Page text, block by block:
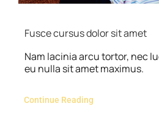
Fusce cursus dolor sit amet
Nam lacinia arcu tortor, nec
eu nulla sit amet maximus.
Continue Reading